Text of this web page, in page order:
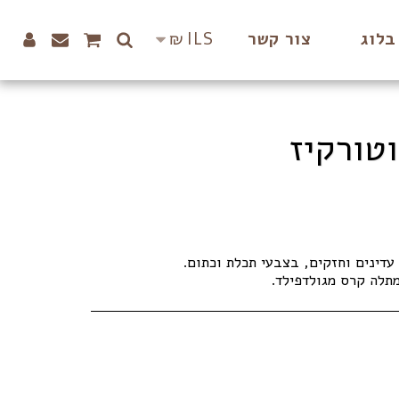
בלוג צור קשר ILS
₪
קרס מגולדפילד.